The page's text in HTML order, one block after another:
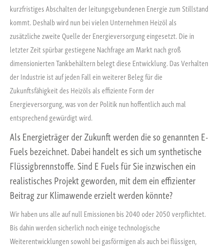
kurzfristiges Abschalten der leitungsgebundenen Energie zum Stillstand
kommt. Deshalb wird nun bei vielen Unternehmen Heizöl als
zusätzliche zweite Quelle der Energieversorgung eingesetzt. Die in
letzter Zeit spürbar gestiegene Nachfrage am Markt nach groß
dimensionierten Tankbehältern belegt diese Entwicklung. Das Verhalten
der Industrie ist auf jeden Fall ein weiterer Beleg für die
Zukunftsfähigkeit des Heizöls als effiziente Form der
Energieversorgung, was von der Politik nun hoffentlich auch mal
entsprechend gewürdigt wird.
Als Energieträger der Zukunft werden die so genannten E-
Fuels bezeichnet. Dabei handelt es sich um synthetische
Flüssigbrennstoffe. Sind E Fuels für Sie inzwischen ein
realistisches Projekt geworden, mit dem ein effizienter
Beitrag zur Klimawende erzielt werden könnte?
Wir haben uns alle auf null Emissionen bis 2040 oder 2050 verpflichtet.
Bis dahin werden sicherlich noch einige technologische
Weiterentwicklungen sowohl bei gasförmigen als auch bei flüssigen,